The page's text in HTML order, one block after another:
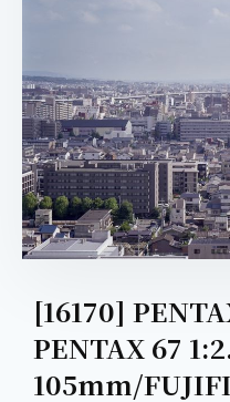
[16170]
PENTAX 67
105mm/